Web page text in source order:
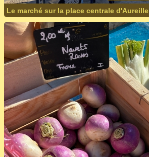
Le marché sur la place centrale d'Aureille